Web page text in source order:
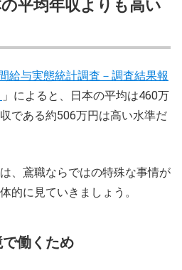
平均年収よりも高い
給与実態統計調査－調査結果報
」によると、日本の平均は460万
である約506万円は高い水準だ
、鳶職ならではの特殊な事情が
的に見ていきましょう。
働くため